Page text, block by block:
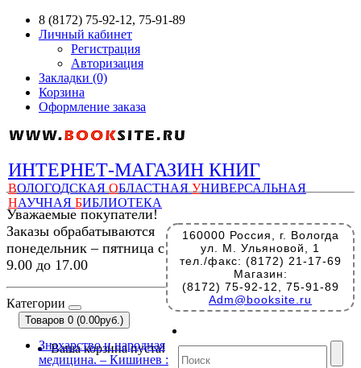
8 (8172) 75-92-12, 75-91-89
Личный кабинет
Регистрация
Авторизация
Закладки (0)
Корзина
Оформление заказа
ИНТЕРНЕТ-МАГАЗИН КНИГ
ВОЛОГОДСКАЯ ОБЛАСТНАЯ УНИВЕРСАЛЬНАЯ
НАУЧНАЯ БИБЛИОТЕКА
160000 Россия, г. Вологда
ул. М. Ульяновой, 1
тел./факс: (8172) 21-17-69
Магазин:
(8172) 75-92-12, 75-91-89
Adm@booksite.ru
Уважаемые покупатели!
Заказы обрабатываются
понедельник – пятница с
9.00 до 17.00
Категории
Товаров 0 (0.00руб.)
Ваша корзина пуста!
Знахарство и народная
медицина. – Кишинев :